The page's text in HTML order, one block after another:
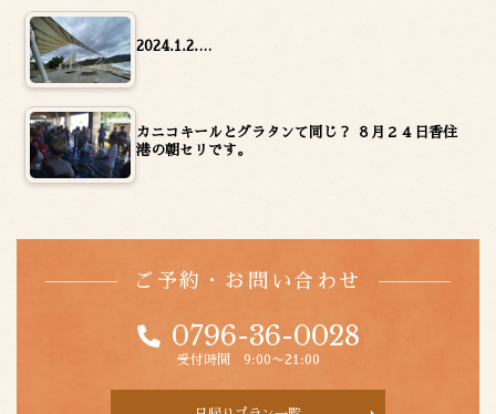
2024.1.2.…
カニコキールとグラタンて同じ？ ８月２４日香住
港の朝セリです。
ご予約・お問い合わせ
0796-36-0028
受付時間 9:00〜21:00